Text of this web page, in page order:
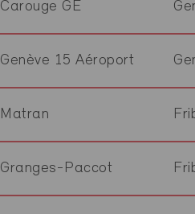
Carouge GE
Genève 15 Aéroport
Matran
Granges-Paccot